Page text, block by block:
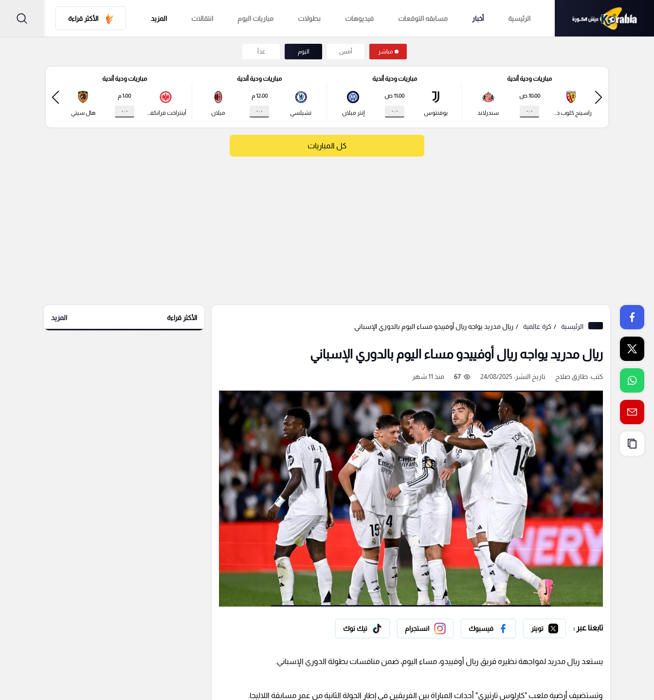
الرئيسية أخبار مسابقه التوقعات فيديوهات بطولات مباريات اليوم انتقالات المزيد الأكثر قراءة
مباشر أمس اليوم غداً
مباريات ودية أندية
راسينج كلوب دي لانس
10:00 ص
- : - سندرلاند
مباريات ودية أندية
يوفنتوس
11:00 ص
- : - إنتر ميلان
مباريات ودية أندية
تشيلسي
12:00 م
- : - ميلان
مباريات ودية أندية
آينتراخت فرانكفورت
1:00 م
- : - هال سيتي
كل المباريات
الرئيسية كرة عالمية ريال مدريد يواجه ريال أوفييدو مساء اليوم بالدوري الإسباني
ريال مدريد يواجه ريال أوفييدو مساء اليوم بالدوري الإسباني
كتب:طارق صلاح تاريخ النشر: 24/08/2025 67 منذ 11 شهر
تابعنا عبر : تويتر فيسبوك انستجرام تيك توك
يستعد ريال مدريد لمواجهة نظيره فريق ريال أوفييدو، مساء اليوم، ضمن منافسات بطولة الدوري الإسباني.
وتستضيف أرضية ملعب "كارلوس تارتيري" أحداث المباراة بين الفريقين في إطار الجولة الثانية من عمر مسابقة اللاليجا.
الأكثر قراءة المزيد